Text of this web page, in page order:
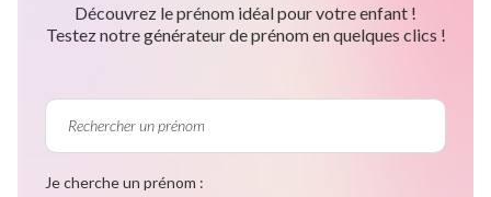
Découvrez le prénom idéal pour votre enfant !
Testez notre générateur de prénom en quelques clics !
Je cherche un prénom :